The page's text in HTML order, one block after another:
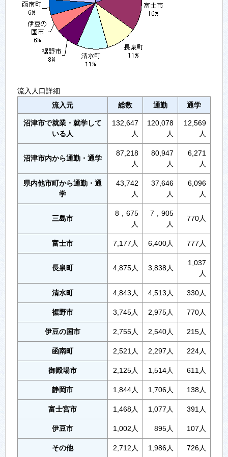
流入人口詳細
流入元
総数 通勤 通学
沼津市で就業・就学して
いる人
132,647
人
120,078
人
12,569
人
沼津市内から通勤・通学
87,218
人
80,947
人
6,271
人
県内他市町から通勤・通
学
43,742
人
37,646
人
6,096
人
三島市
8，675
人
7，905
人
770人
富士市 7,177人 6,400人 777人
長泉町 4,875人 3,838人
1,037
人
清水町 4,843人 4,513人 330人
裾野市 3,745人 2,975人 770人
伊豆の国市 2,755人 2,540人 215人
函南町 2,521人 2,297人 224人
御殿場市 2,125人 1,514人 611人
静岡市 1,844人 1,706人 138人
富士宮市 1,468人 1,077人 391人
伊豆市 1,002人 895人 107人
その他 2,712人 1,986人 726人